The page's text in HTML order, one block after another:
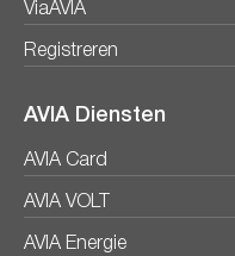
ViaAVIA
Registreren
AVIA Diensten
AVIA Card
AVIA VOLT
AVIA Energie